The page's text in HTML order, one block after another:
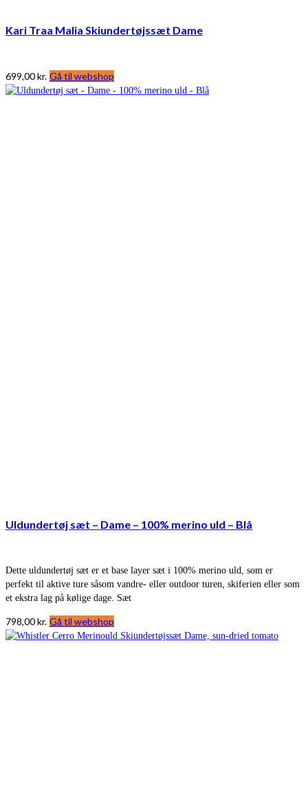
Kari Traa Malia Skiundertøjssæt Dame
699,00kr. Gå til webshop
Uldundertøj sæt – Dame – 100% merino uld – Blå
Dette uldundertøj sæt er et base layer sæt i 100% merino uld, som er
perfekt til aktive ture såsom vandre- eller outdoor turen, skiferien eller som
et ekstra lag på kølige dage. Sæt
798,00kr. Gå til webshop